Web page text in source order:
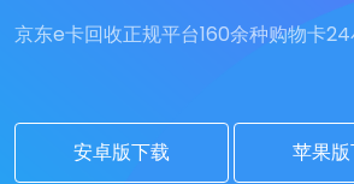
京东e卡回收正规平台160余种购物卡24
安卓版下载 苹果